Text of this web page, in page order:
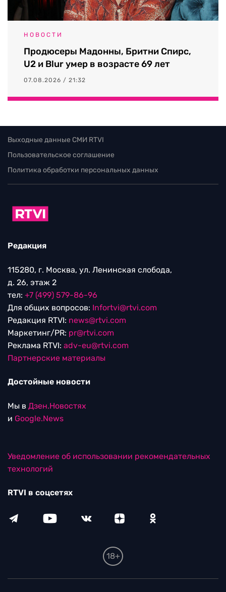
НОВОСТИ
Продюсеры Мадонны, Бритни Спирс,
U2 и Blur умер в возрасте 69 лет
07.08.2026 / 21:32
Выходные данные СМИ RTVI
Пользовательское соглашение
Политика обработки персональных данных
Редакция
115280, г. Москва, ул. Ленинская слобода,
д. 26, этаж 2
тел: +7 (499) 579-86-96
Для общих вопросов: Infortvi@rtvi.com
Редакция RTVI: news@rtvi.com
Маркетинг/PR: pr@rtvi.com
Реклама RTVI: adv-eu@rtvi.com
Партнерские материалы
Достойные новости
Мы в Дзен.Новостях
и Google.News
Уведомление об использовании рекомендательных
технологий
RTVI в соцсетях
18+